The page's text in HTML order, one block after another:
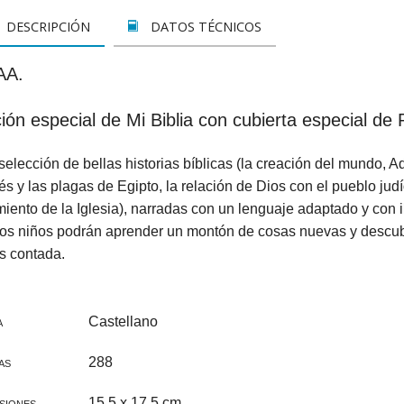
DOCUMENTALES
JUVENIL
SAN JOSEMARÍA
EDUCACIÓN Y FAMILIA
ÁLVARO DEL PORTILLO
VARIOS
INFANTIL Y JUVENIL
REZAR...
ESPIRITUALIDAD Y DOCTRINA
AÑO DE LA FE
EDUCACIÓN Y FAMILIA
HAGIOGRAFÍA Y BIOGRAFIAS
SAN JOSEMARÍA
CATÓLICOS
SUSCRIPCION DIGITAL
DESCRIPCIÓN DATOS TÉCNICOS
especial de Mi Biblia con cubierta especial de
de bellas historias bíblicas (la creación del mundo,
y las plagas de Egipto, la relación de Dios con el pueblo
de la Iglesia), narradas con un lenguaje adaptado y
niños podrán aprender un montón de cosas nuevas y
contada.
Castellano
288